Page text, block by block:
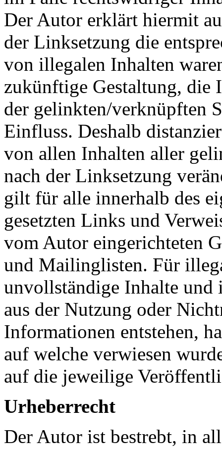
Der Autor erklärt hiermit
der Linksetzung die
von illegalen Inhalten
zukünftige Gestaltung, die
der gelinkten/verknüpften
Einfluss. Deshalb
von allen Inhalten aller
nach der Linksetzung
gilt für alle innerhalb des
gesetzten Links und
vom Autor eingerichteten
und Mailinglisten. Für
unvollständige Inhalte und
aus der Nutzung oder
Informationen entstehen,
auf welche verwiesen
auf die jeweilige
Urheberrecht
Der Autor ist bestrebt, in